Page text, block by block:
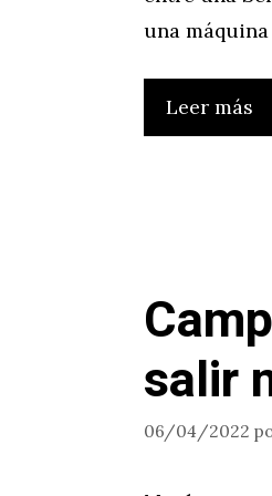
una
Leer más
salir
06/04/2022